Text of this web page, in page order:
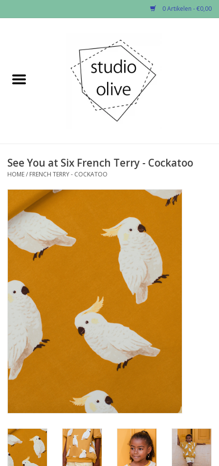
0 Artikelen - €0,00
✂︎Nieuw
Fournituren
Workshops
Diy pakketten
See You at Six French Terry - Cockatoo
HOME/ FRENCH TERRY - COCKATOO